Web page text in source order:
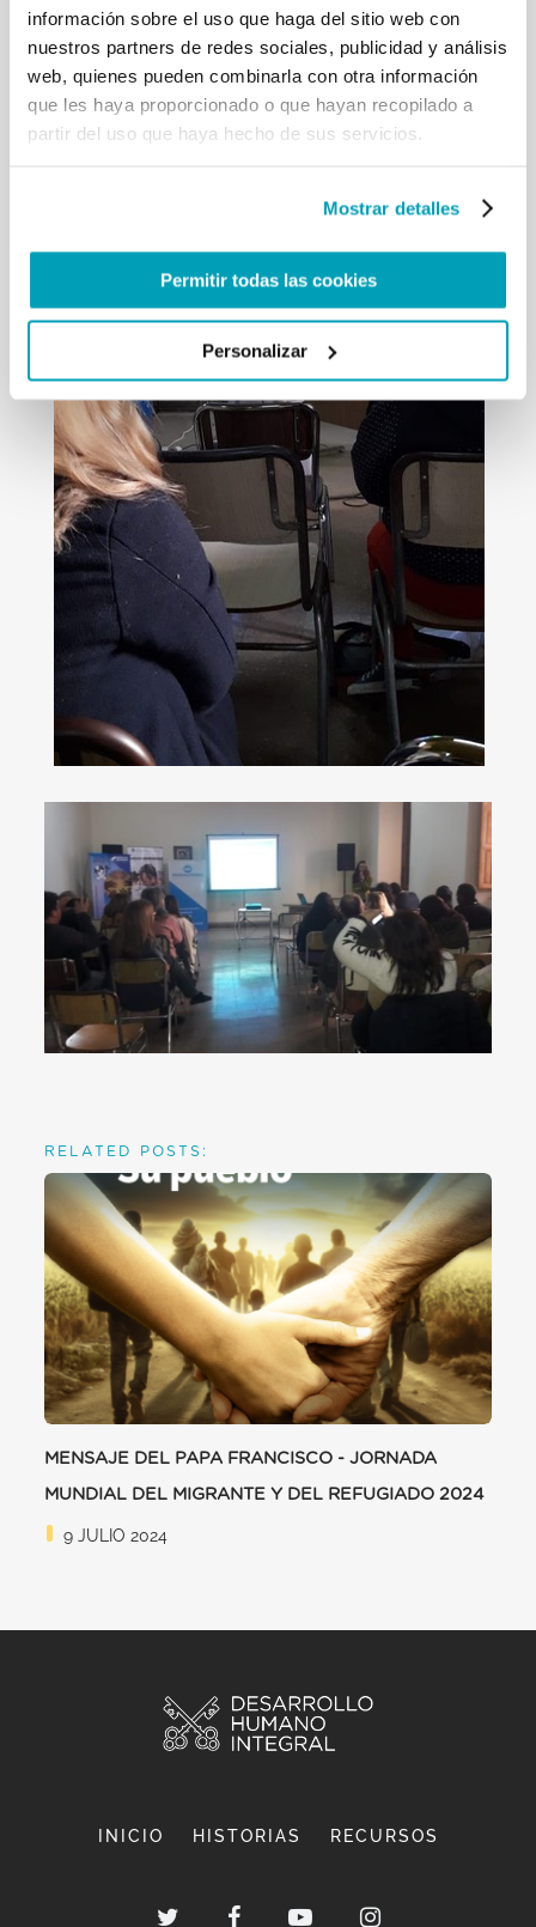
información sobre el uso que haga del sitio web con
nuestros partners de redes sociales, publicidad y análisis
web, quienes pueden combinarla con otra información
que les haya proporcionado o que hayan recopilado a
partir del uso que haya hecho de sus servicios.
Mostrar detalles
Permitir todas las cookies
Personalizar
RELATED POSTS:
MENSAJE DEL PAPA FRANCISCO - JORNADA
MUNDIAL DEL MIGRANTE Y DEL REFUGIADO 2024
9 JULIO 2024
INICIO HISTORIAS RECURSOS